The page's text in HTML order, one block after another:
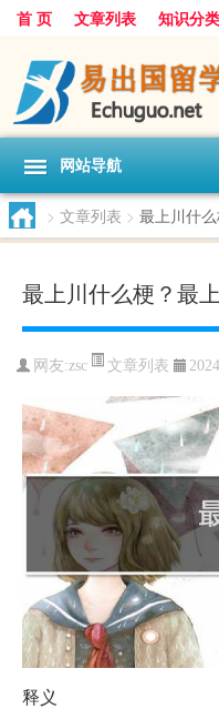
首 页 文章列表 知识分类
网站导航
> 文章列表 > 最上川什
最上川什么梗？最
网友:zsc 文章列表
释义